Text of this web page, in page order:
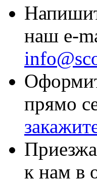
наш e-
прямо
к нам в